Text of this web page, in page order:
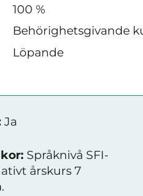
100 %
Behörighetsgivande
Löpande
Ja
Språknivå SFI-
årskurs 7